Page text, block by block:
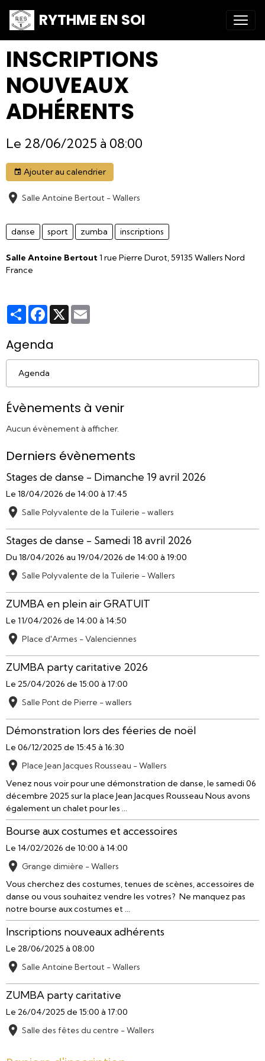
RYTHME EN SOI
INSCRIPTIONS
NOUVEAUX
ADHÉRENTS
Le 28/06/2025 à 08:00
Ajouter au calendrier
Salle Antoine Bertout - Wallers
danse sport zumba inscriptions
Salle Antoine Bertout1 rue Pierre Durot, 59135 Wallers Nord
France
PartagerFacebook
X
Agenda
Agenda
Évènements à venir
Aucun évènement à afficher.
Derniers évènements
Stages de danse - Dimanche 19 avril 2026
Le 18/04/2026 de 14:00 à 17:45
Salle Polyvalente de la Tuilerie - wallers
Stages de danse - Samedi 18 avril 2026
Du 18/04/2026 au 19/04/2026 de 14:00 à 19:00
Salle Polyvalente de la Tuilerie - Wallers
ZUMBA en plein air GRATUIT
Le 11/04/2026 de 14:00 à 14:50
Place d'Armes - Valenciennes
ZUMBA party caritative 2026
Le 25/04/2026 de 15:00 à 17:00
Salle Pont de Pierre - wallers
Démonstration lors des féeries de noël
Le 06/12/2025 de 15:45 à 16:30
Place Jean Jacques Rousseau - Wallers
Venez nous voir pour une démonstration de danse, le samedi 06
décembre 2025 sur la place Jean Jacques Rousseau Nous avons
également un chalet pour les ...
Bourse aux costumes et accessoires
Le 14/02/2026 de 10:00 à 14:00
Grange dimière - Wallers
Vous cherchez des costumes, tenues de scènes, accessoires de
danse ou vous souhaitez vendre les votres? Ne manquez pas
notre bourse aux costumes et ...
Inscriptions nouveaux adhérents
Le 28/06/2025 à 08:00
Salle Antoine Bertout - Wallers
ZUMBA party caritative
Le 26/04/2025 de 15:00 à 17:00
Salle des fêtes du centre - Wallers